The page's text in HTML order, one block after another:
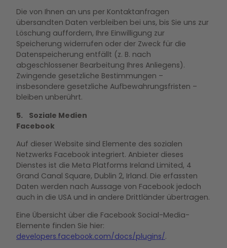
Die von Ihnen an uns per Kontaktanfragen
übersandten Daten verbleiben bei uns, bis Sie uns zur
Löschung auffordern, Ihre Einwilligung zur
Speicherung widerrufen oder der Zweck für die
Datenspeicherung entfällt (z. B. nach
abgeschlossener Bearbeitung Ihres Anliegens).
Zwingende gesetzliche Bestimmungen –
insbesondere gesetzliche Aufbewahrungsfristen –
bleiben unberührt.
5. Soziale Medien
Facebook
Auf dieser Website sind Elemente des sozialen
Netzwerks Facebook integriert. Anbieter dieses
Dienstes ist die Meta Platforms Ireland Limited, 4
Grand Canal Square, Dublin 2, Irland. Die erfassten
Daten werden nach Aussage von Facebook jedoch
auch in die USA und in andere Drittländer übertragen.
Eine Übersicht über die Facebook Social-Media-
Elemente finden Sie hier:
developers.facebook.com/docs/plugins/.